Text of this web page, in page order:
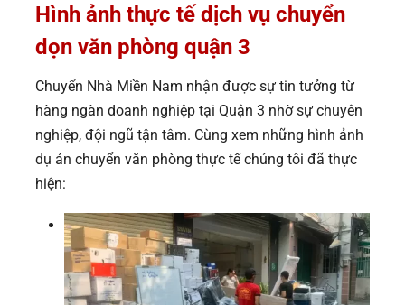
Hình ảnh thực tế dịch vụ chuyển
dọn văn phòng quận 3
Chuyển Nhà Miền Nam nhận được sự tin tưởng từ
hàng ngàn doanh nghiệp tại Quận 3 nhờ sự chuyên
nghiệp, đội ngũ tận tâm. Cùng xem những hình ảnh
dụ án chuyển văn phòng thực tế chúng tôi đã thực
hiện: